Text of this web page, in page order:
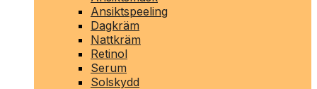
Ansiktspeeling
Dagkräm
Nattkräm
Retinol
Serum
Solskydd